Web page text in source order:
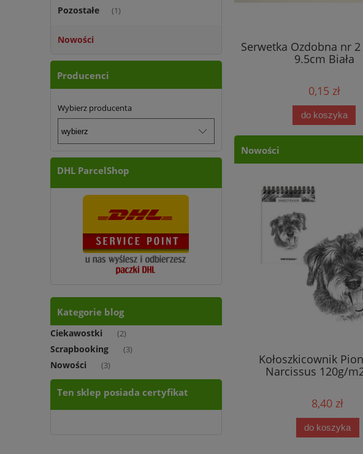
Pozostałe (1)
Nowości
Producenci
Wybierz producenta
DHL ParcelShop
Kategorie blog
Ciekawostki (2)
Scrapbooking (3)
Nowości (3)
Ten sklep posiada certyfikat
Serwetka Ozdobna nr
9.5cm Biała
0,15 zł
do koszyka
Nowości
Kołoszkicownik Pion A6/60
Narcissus 120g/m2 Wydra
Kołoszkicownik
Narcissus 120g/
8,40 zł
do koszyka